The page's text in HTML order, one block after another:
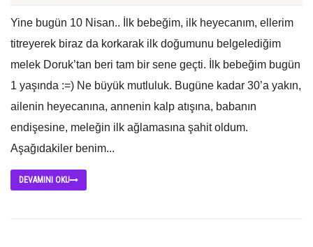
Yine bugün 10 Nisan.. İlk bebeğim, ilk heyecanım, ellerim
titreyerek biraz da korkarak ilk doğumunu belgelediğim
melek Doruk’tan beri tam bir sene geçti. İlk bebeğim bugün
1 yaşında :=) Ne büyük mutluluk. Bugüne kadar 30’a yakın,
ailenin heyecanına, annenin kalp atışına, babanın
endişesine, meleğin ilk ağlamasına şahit oldum.
Aşağıdakiler benim...
DEVAMINI OKU